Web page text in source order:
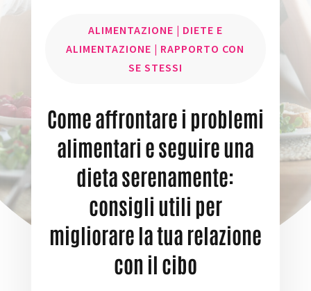
ALIMENTAZIONE | DIETE E
ALIMENTAZIONE | RAPPORTO CON
SE STESSI
Come affrontare i problemi
alimentari e seguire una
dieta serenamente:
consigli utili per
migliorare la tua relazione
con il cibo